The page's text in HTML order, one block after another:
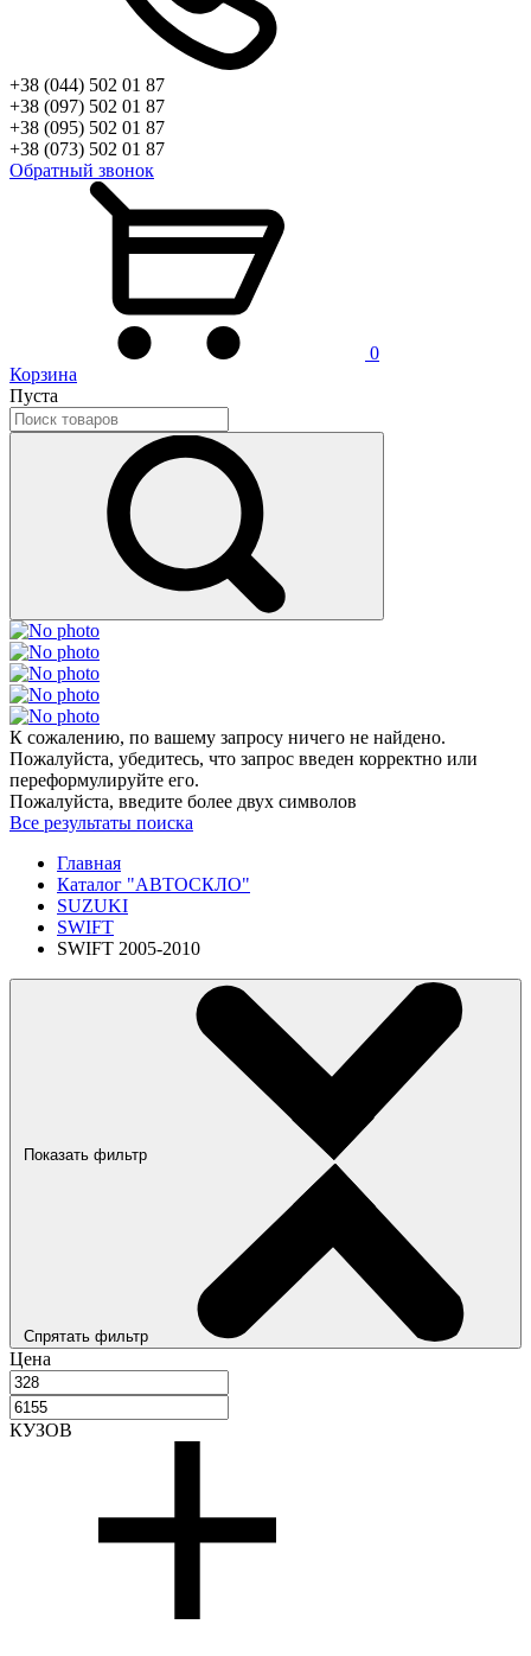
+38 (044) 502 01 87
+38 (097) 502 01 87
+38 (095) 502 01 87
+38 (073) 502 01 87
Обратный звонок
0
Корзина
Пуста
К сожалению, по вашему запросу ничего не найдено.
Пожалуйста, убедитесь, что запрос введен корректно или
переформулируйте его.
Пожалуйста, введите более двух символов
Все результаты поиска
Главная
Каталог "АВТОСКЛО"
SUZUKI
SWIFT
SWIFT 2005-2010
Показать фильтр
Спрятать фильтр
Цена
КУЗОВ